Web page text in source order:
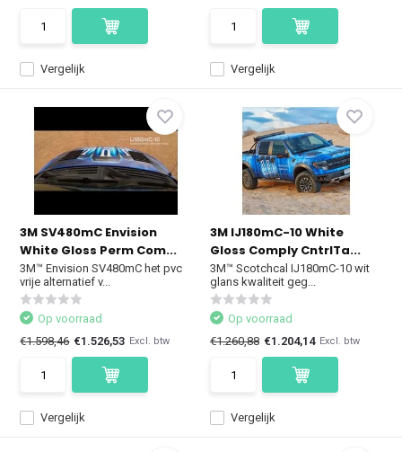
Vergelijk Vergelijk
3M SV480mC Envision
White Gloss Perm Com...
3M™ Envision SV480mC het pvc
vrije alternatief v...
Vergelijk
Op voorraad
€1.598,46 €1.526,53 Excl. btw
3M IJ180mC-10 White
Gloss Comply CntrlTa...
3M™ Scotchcal IJ180mC-10 wit
glans kwaliteit geg...
Vergelijk
Op voorraad
€1.260,88 €1.204,14 Excl. btw